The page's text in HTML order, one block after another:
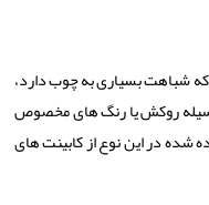
شباهت بسیاری به چوب دارد،
روکش یا رنگ­ های مخصوص
در این نوع از کابینت ­های